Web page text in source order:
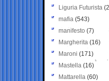
Liguria Futurista
mafia (543)
manifesto (7)
Margherita (16)
Maroni (171)
Mastella (16)
Mattarella (60)